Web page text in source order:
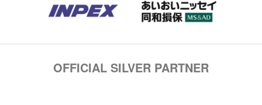
OFFICIAL SILVER PARTNER